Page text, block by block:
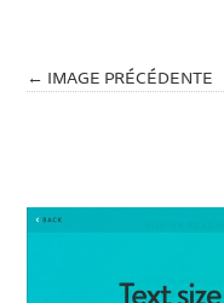
← IMAGE PRÉCÉDENTE